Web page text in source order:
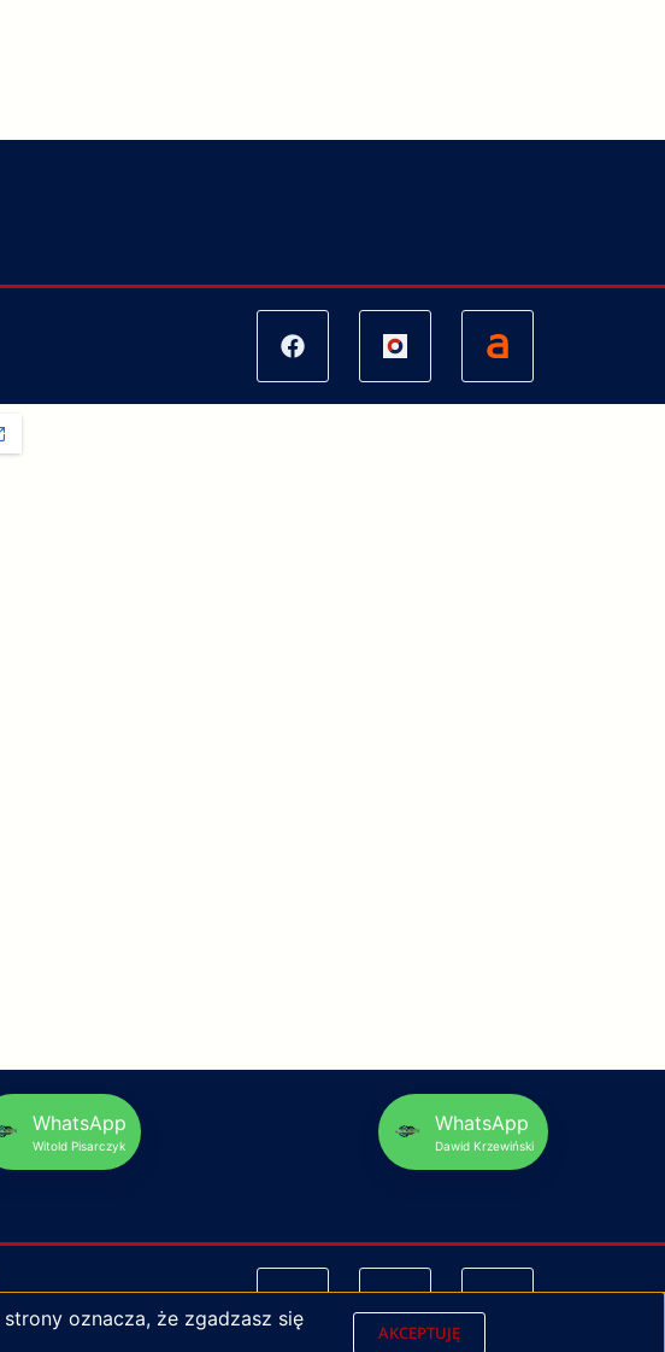
WhatsApp
Witold Pisarczyk
WhatsApp
Dawid Krzewiński
oznacza, że zgadzasz się
AKCEPTUJĘ